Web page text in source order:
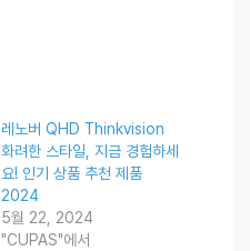
레노버 QHD Thinkvision
화려한 스타일, 지금 경험하세
요! 인기 상품 추천 제품
2024
5월 22, 2024
"CUPAS"에서